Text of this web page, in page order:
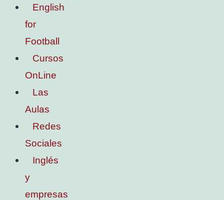
English
for
Football
Cursos
OnLine
Las
Aulas
Redes
Sociales
Inglés
y
empresas